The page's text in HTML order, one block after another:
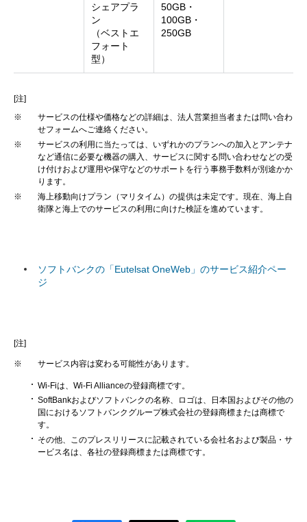
シェアプラ
ン
（ベストエ
フォート
型）
50GB・
100GB・
250GB
[注]
※
サービスの仕様や価格などの詳細は、法人営業担当者または問い合わ
せフォームへご連絡ください。
※
サービスの利用に当たっては、いずれかのプランへの加入とアンテナ
など通信に必要な機器の購入、サービスに関する問い合わせなどの受
け付けおよび運用や保守などのサポートを行う事務手数料が別途かか
ります。
※
海上移動向けプラン（マリタイム）の提供は未定です。現在、海上自
衛隊と海上でのサービスの利用に向けた検証を進めています。
ソフトバンクの「Eutelsat OneWeb」のサービス紹介ペー
ジ
[注]
※ サービス内容は変わる可能性があります。
Wi-Fiは、Wi-Fi Allianceの登録商標です。
SoftBankおよびソフトバンクの名称、ロゴは、日本国およびその他の
国におけるソフトバンクグループ株式会社の登録商標または商標で
す。
その他、このプレスリリースに記載されている会社名および製品・サ
ービス名は、各社の登録商標または商標です。